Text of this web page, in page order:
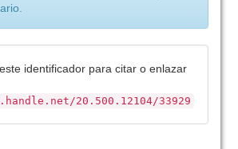
identificador para citar o enlazar
20.500.12104/33929